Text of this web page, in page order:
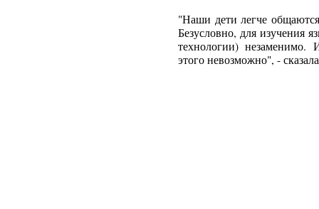
"Наши дети легче
Безусловно, для изучения
технологии) незаменимо.
этого невозможно", -